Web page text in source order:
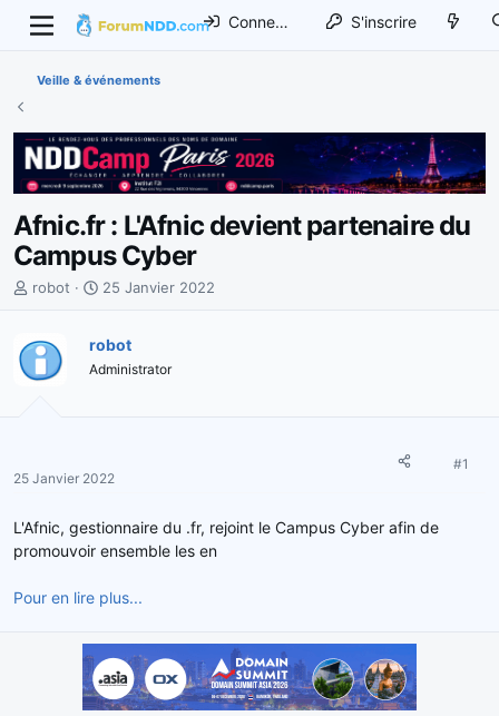
Connexion S'inscrire
Veille & événements
Afnic.fr : L'Afnic devient partenaire du
Campus Cyber
I
t
i
r
e
l
d
robot
D
e
d
u
25 Janvier 2022
robot
Administrator
25 Janvier 2022
#1
L'Afnic, gestionnaire du .fr, rejoint le Campus Cyber afin de
promouvoir ensemble les en
Pour en lire plus...